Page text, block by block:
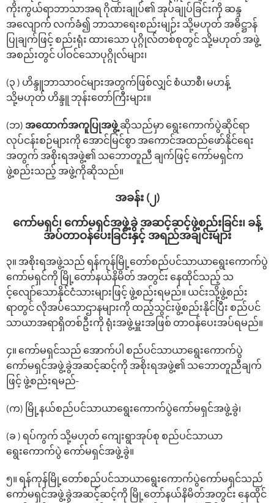
ကိုးကွယ်ရာဘာသာအရ ဂိုဏ်းချုပ်၏ အုပ်ချုပ်ခြင်းကို ဆန္ဒ
အလျောက် လက်ခံ၍ ဘာသာရေးစည်းမျဉ်း သို့မဟုတ် အဓိဋ္ဌာန်
ပြုချက်ဖြင့် စည်းရုံး ထားသော ပုဂ္ဂိုလ်တစ်စုတွင် သို့မဟုတ် အဖွဲ့
အစည်းတွင် ပါဝင်သောပုဂ္ဂိုလ်များ၊
(၃ ) ဟိန္ဒူဘာသာဝင်များအတွက်ဖြစ်လျှင် စံယာစီ၊ မဟန့်
သို့မဟုတ် ဟိန္ဒူ ဘုန်းတော်ကြီးများ။
(ဘ) အထောက်အကူပြုအဖွဲ့ ဆိုသည်မှာ ရွေးကောက်ပွဲဆိုင်ရာ
လုပ်ငန်းစဉ်များကို အောင်မြင်စွာ အကောင်အထည်ဖော်နိုင်ရေး
အတွက် အစိုးရအဖွဲ့၏ သဘောတူညီ ချက်ဖြင့် ကော်မရှင်က
ဖွဲ့စည်းသည့် အဖွဲ့ကိုဆိုသည်။
အခန်း (၂)
‌ကော်မရှင်၊ ကော်မရှင်အဖွဲ့ခွဲ အဆင့်ဆင့်ဖွဲ့စည်းခြင်း၊ ခန့်
အပ်တာဝန်ပေးခြင်းနှင့် အရည်အချင်းများ
၃။ အစိုးရအဖွဲ့သည် ရန်ကုန်မြို့တော်‌စည်ပင်သာယာရွေးကောက်ပွဲ
ကော်မရှင်ကို မြို့တော်နယ်နိမိတ် အတွင်း နေထိုင်သည့် သ
င့်‌လျော်‌သောနိုင်ငံသားများဖြင့် ဖွဲ့စည်းရမည်။ ယင်းသို့ဖွဲ့စည်း
ရာတွင် လိုအပ်သောဌာနများကို ထည့်သွင်းဖွဲ့စည်းနိုင်ပြီး စည်ပင်
သာယာအရာရှိတစ်ဦးကို ရုံးအဖွဲ့မှူးအဖြစ် တာဝန်‌ပေးအပ်ရမည်။
၄။ ကော်မရှင်သည် အောက်ပါ စည်ပင်သာယာရွေးကောက်ပွဲ
ကော်မရှင်အဖွဲ့ခွဲအဆင့်ဆင့်ကို အစိုးရအဖွဲ့၏ သဘောတူညီချက်
ဖြင့် ဖွဲ့စည်းရမည်-
(က) မြို့နယ်‌စည်ပင်သာယာရွေးကောက်ပွဲကော်မရှင်အဖွဲ့ခွဲ၊
(ခ ) ရပ်ကွက် သို့မဟုတ် ကျေးရွာအုပ်စု စည်ပင်သာယာ
ရွေးကောက်ပွဲ ကော်မရှင်အဖွဲ့ခွဲ။
၅။ ရန်ကုန်မြို့တော်‌စည်ပင်သာယာရွေးကောက်ပွဲကော်မရှင်သည်
ကော်မရှင်အဖွဲ့ခွဲအဆင့်ဆင့်ကို မြို့‌တော်နယ်နိမိတ်အတွင်း နေထိုင်